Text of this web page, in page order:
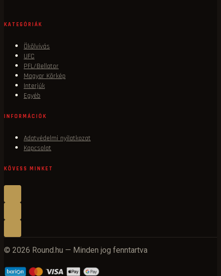
KATEGÓRIÁK
Ökölvívás
UFC
PFL/Bellator
Magyar Körkép
Interjúk
Egyéb
INFORMÁCIÓK
Adatvédelmi nyilatkozat
Kapcsolat
KÖVESS MINKET
© 2026 Round.hu — Minden jog fenntartva